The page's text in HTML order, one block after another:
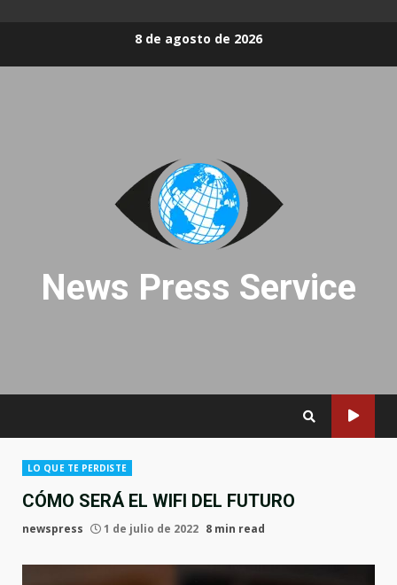
8 de agosto de 2026
News Press Service
LO QUE TE PERDISTE
CÓMO SERÁ EL WIFI DEL FUTURO
newspress 1 de julio de 2022 8 min read